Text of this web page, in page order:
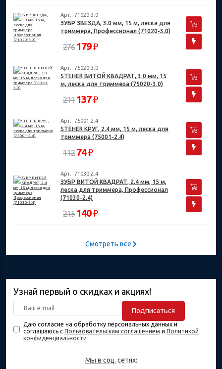
Арт.: 71020-3.0
ЗУБР ЗВЕЗДА, 3.0 мм, 15 м, леска для
триммера, Профессионал (71020-3.0)
276 179₽
Арт.: 75020-3.0
STEHER ВИТОЙ КВАДРАТ, 3.0 мм, 15
м, леска для триммера (75020-3.0)
211 137₽
Арт.: 75001-2.4
STEHER КРУГ, 2.4 мм, 15 м, леска для
триммера (75001-2.4)
112 74₽
Арт.: 71030-2.4
ЗУБР ВИТОЙ КВАДРАТ, 2.4 мм, 15 м,
леска для триммера, Профессионал
(71030-2.4)
215 140₽
Смотреть все
Узнай первый о скидках и акциях!
Подписаться
Даю согласие на обработку персональных данных и
соглашаюсь с Пользовательским соглашением и Политикой
конфиденциальности
Мы в соц. сетях: